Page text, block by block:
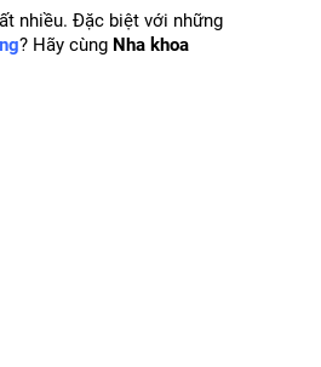
nhiều. Đặc biệt với những
? Hãy cùng Nha khoa